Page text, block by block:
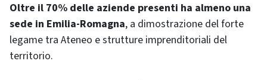
Oltre il 70% delle aziende presenti ha almeno una
sede in Emilia-Romagna, a dimostrazione del forte
legame tra Ateneo e strutture imprenditoriali del
territorio.